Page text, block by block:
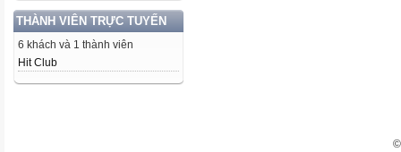
THÀNH VIÊN TRỰC TUYẾN
6 khách và 1 thành viên
Hit Club